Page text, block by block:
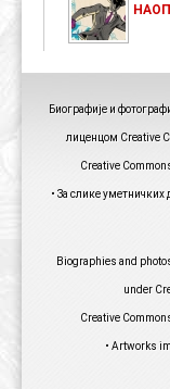
Биографије и
лиценцом Creative
Creative
• За слике
Biographies and
under
Creative
• Artworks